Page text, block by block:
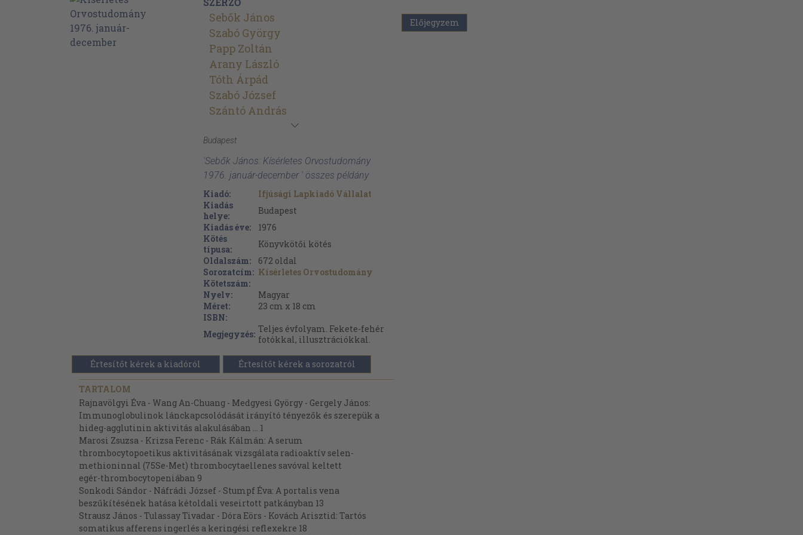
Sebők János
Szabó György
Papp Zoltán
Arany László
Tóth Árpád
Szabó József
Szántó András
Budapest
'Sebők János: Kísérletes Orvostudomány
1976. január-december ' összes példány
Kiadó:
Ifjúsági Lapkiadó Vállalat
Kiadás
helye:
Budapest
Kiadás éve:
1976
Kötés
típusa:
Könyvkötői kötés
Oldalszám:
672 oldal
Sorozatcím: Kísérletes Orvostudomány
Kötetszám:
Nyelv:
Magyar
Méret:
23 cm x 18 cm
ISBN:
Megjegyzés: Teljes évfolyam. Fekete-fehér
fotókkal, illusztrációkkal.
Értesítőt kérek a kiadóról Értesítőt kérek a sorozatról
TARTALOM
Rajnavölgyi Éva - Wang An-Chuang - Medgyesi György - Gergely János:
Immunoglobulinok lánckapcsolódását irányító tényezők és szerepük a
hideg-agglutinin aktivitás alakulásában ... 1
Marosi Zsuzsa - Krizsa Ferenc - Rák Kálmán: A serum
thrombocytopoetikus aktivitásának vizsgálata radioaktív selen-
methioninnal (75Se-Met) thrombocytaellenes savóval keltett
egér-thrombocytopeniában 9
Sonkodi Sándor - Náfrádi József - Stumpf Éva: A portalis vena
beszűkítésének hatása kétoldali veseirtott patkányban 13
Strausz János - Tulassay Tivadar - Dóra Eörs - Kovách Arisztid: Tartós
somatikus afferens ingerlés a keringési reflexekre 18
Előjegyzem